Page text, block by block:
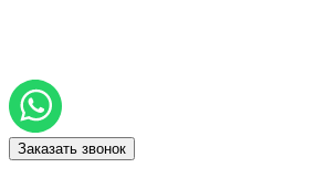
Заказать звонок